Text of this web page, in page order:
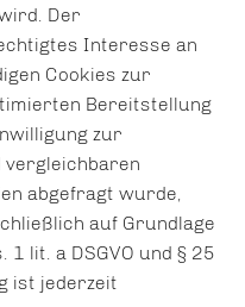
Der
Interesse an
Cookies zur
Bereitstellung
zur
vergleichbaren
abgefragt wurde,
auf Grundlage
lit. a DSGVO und § 25
ist jederzeit